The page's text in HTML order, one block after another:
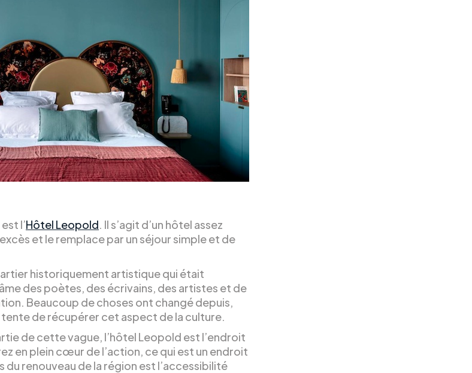
l’Hôtel Leopold. Il s’agit d’un hôtel assez
et le remplace par un séjour simple et de
historiquement artistique qui était
des poètes, des écrivains, des artistes et de
Beaucoup de choses ont changé depuis,
tente de récupérer cet aspect de la culture.
de cette vague, l’hôtel Leopold est l’endroit
en plein cœur de l’action, ce qui est un endroit
du renouveau de la région est l’accessibilité